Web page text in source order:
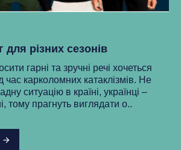
різних сезонів
гарні та зручні речі хочеться
час карколомних катаклізмів. Не
ситуацію в країні, українці –
тому прагнуть виглядати о..